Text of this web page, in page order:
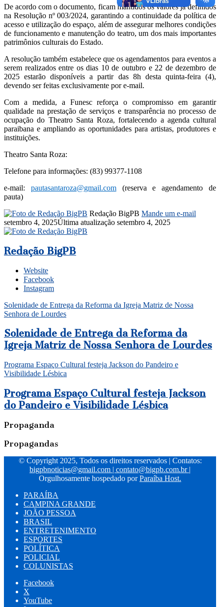
De acordo com o documento, ficam mantidos os valores já definidos
na Resolução nº 003/2024, garantindo a continuidade da política de
acesso e utilização do espaço, além de assegurar melhores condições
de funcionamento e manutenção do teatro, um dos mais importantes
patrimônios culturais do Estado.
A resolução também estabelece que os agendamentos para eventos a
serem realizados entre os dias 10 de outubro e 22 de dezembro de
2025 estarão disponíveis a partir das 8h desta quinta-feira (4),
devendo ser feitas exclusivamente por e-mail.
Com a medida, a Funesc reforça o compromisso em garantir
qualidade na prestação de serviços e transparência no processo de
ocupação do Theatro Santa Roza, fortalecendo a agenda cultural
paraibana e ampliando as oportunidades para artistas, produtores e
instituições.
Theatro Santa Roza:
Telefone para informações: (83) 99377-1108
e-mail: pautasantaroza@gmail.com(reserva e agendamento de
pauta)
Redação BigPB Mande um e-mail
setembro 4, 2025Última atualização setembro 4, 2025
Redação BigPB
Website
Facebook
Instagram
Solenidade de Entrega da Reforma da Igreja Matriz de Nossa
Senhora de Lourdes
Solenidade de Entrega da Reforma da
Igreja Matriz de Nossa Senhora de Lourdes
Programa Espaço Cultural festeja Jackson do Pandeiro e
Visibilidade Lésbica
Programa Espaço Cultural festeja Jackson
do Pandeiro e Visibilidade Lésbica
Propaganda
Propagandas
© Copyright 2025, Todos os direitos reservados | Contatos:
bigpbnoticias@gmail.com
contato@bigpb.com.br
Orgulhosamente hospedado porParaíba Host.
PARAÍBA
CAMPINA GRANDE
JOÃO PESSOA
BRASIL
ENTRETENIMENTO
ESPORTES
POLÍTICA
POLICIAL
COLUNISTAS
Facebook
X
YouTube